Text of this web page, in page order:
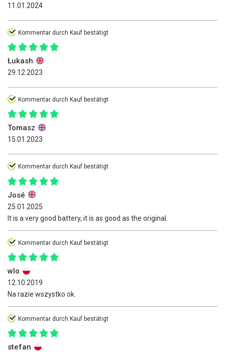
11.01.2024
Kommentar durch Kauf bestätigt
Łukash
29.12.2023
Kommentar durch Kauf bestätigt
Tomasz
15.01.2023
Kommentar durch Kauf bestätigt
José
25.01.2025
It is a very good battery, it is as good as the original.
Kommentar durch Kauf bestätigt
wlo
12.10.2019
Na razie wszystko ok.
Kommentar durch Kauf bestätigt
stefan